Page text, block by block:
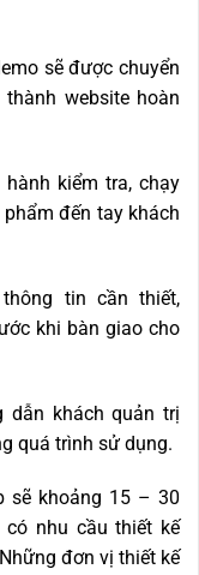
sẽ được chuyển
website hoàn
kiểm tra, chạy
đến tay khách
tin cần thiết,
khi bàn giao cho
dẫn khách quản trị
quá trình sử dụng.
sẽ khoảng 15 – 30
có nhu cầu thiết kế
đơn vị thiết kế